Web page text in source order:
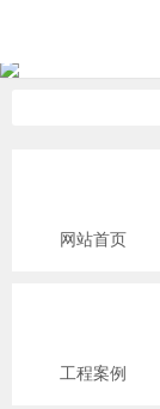
网站首页
工程案例